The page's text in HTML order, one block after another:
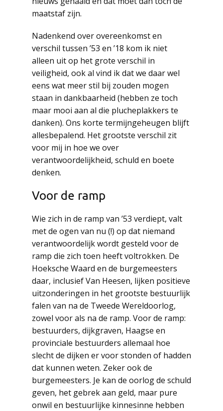
maatstaf zijn.
Nadenkend over overeenkomst en
verschil tussen ’53 en ’18 kom ik niet
alleen uit op het grote verschil in
veiligheid, ook al vind ik dat we daar wel
eens wat meer stil bij zouden mogen
staan in dankbaarheid (hebben ze toch
maar mooi aan al die plucheplakkers te
danken). Ons korte termijngeheugen blijft
allesbepalend. Het grootste verschil zit
voor mij in hoe we over
verantwoordelijkheid, schuld en boete
denken.
Voor de ramp
Wie zich in de ramp van ’53 verdiept, valt
met de ogen van nu (!) op dat niemand
verantwoordelijk wordt gesteld voor de
ramp die zich toen heeft voltrokken. De
Hoeksche Waard en de burgemeesters
daar, inclusief Van Heesen, lijken positieve
uitzonderingen in het grootste bestuurlijk
falen van na de Tweede Wereldoorlog,
zowel voor als na de ramp. Voor de ramp:
bestuurders, dijkgraven, Haagse en
provinciale bestuurders allemaal hoe
slecht de dijken er voor stonden of hadden
dat kunnen weten. Zeker ook de
burgemeesters. Je kan de oorlog de schuld
geven, het gebrek aan geld, maar pure
onwil en bestuurlijke kinnesinne hebben